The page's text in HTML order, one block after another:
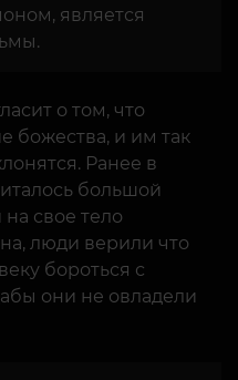
является
о том, что
божества, и им так
Ранее в
большой
свое тело
люди верили что
бороться с
они не овладели